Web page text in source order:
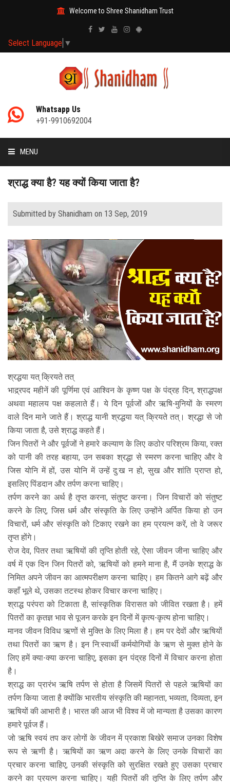
Welcome to Shree Shanidham Trust
Select Language ▼
Whatsapp Us
+91-9910692004
MENU
HOME
JANAMPATRI
RASHIPHAL
LORD SHANI
LITERATURE
PRODUCTS
CONTACT US
श्राद्ध क्या है? यह क्यों किया जाता है?
Submitted by Shanidham on 13 Sep, 2019
श्रद्धया यत् क्रियते तत्
भाद्र्रपद महीनें की पूर्णिमा एवं आश्विन के कृष्ण पक्ष के पंद्रह दिन, श्राद्धपक्ष
अथवा महालय पक्ष कहलाते हैं। ये दिन पूर्वजों और ऋषि-मुनियों के स्मरण
वाले दिन माने जाते हैं। श्राद्ध यानी श्रद्धया यत् क्रियते तत्। श्रद्धा से जो
किया जाता है, उसे श्राद्ध कहते हैं।
जिन पितरों ने और पूर्वजों ने हमारे कल्याण के लिए कठोर परिश्रम किया, रक्त
को पानी की तरह बहाया, उन सबका श्रद्धा से स्मरण करना चाहिए और वे
जिस योनि में हों, उस योनि में उन्हें दु:ख न हो, सुख और शांति प्राप्त हो,
इसलिए पिंडदान और तर्पण करना चाहिए।
तर्पण करने का अर्थ है तृप्त करना, संतुष्ट करना। जिन विचारों को संतुष्ट
करने के लिए, जिस धर्म और संस्कृति के लिए उन्होंने अर्पित किया हो उन
विचारों, धर्म और संस्कृति को टिकाए रखने का हम प्रयत्न करें, तो वे जरूर
तृप्त होंगे।
रोज देव, पितर तथा ऋषियों की तृप्ति होती रहे, ऐसा जीवन जीना चाहिए और
वर्ष में एक दिन जिन पितरों को, ऋषियों को हमने माना है, मैं उनके श्राद्ध के
निमित अपने जीवन का आत्मपरीक्षण करना चाहिए। हम कितने आगे बढ़ें और
कहाँ भूले थे, उसका तटस्थ होकर विचार करना चाहिए।
श्राद्ध परंपरा को टिकाता है, सांस्कृतिक विरासत को जीवित रखता है। हमें
पितरों का कृतज्ञ भाव से पूजन करके इन दिनों में कृत्य-कृत्य होना चाहिए।
मानव जीवन विविध ऋणों से मुक्ति के लिए मिला है। हम पर देवों और ऋषियों
तथा पितरों का ऋण है। इन नि:स्वार्थी कर्मयोगियों के ऋण से मुक्त होने के
लिए हमें क्या-क्या करना चाहिए, इसका इन पंद्रह दिनों में विचार करना होता
है।
श्राद्ध का प्रारंभ ऋषि तर्पण से होता है जिसमें पितरों से पहले ऋषियों का
तर्पण किया जाता है क्योंकि भारतीय संस्कृति की महानता, भव्यता, दिव्यता, इन
ऋषियों की आभारी है। भारत की आज भी विश्व में जो मान्यता है उसका कारण
हमारे पूर्वज हैं।
जो ऋषि स्वयं तप कर लोगों के जीवन में प्रकाश बिखेरे समाज उनका विशेष
रूप से ऋणी है। ऋषियों का ऋण अदा करने के लिए उनके विचारों का
प्रचार करना चाहिए, उनकी संस्कृति को सुरक्षित रखते हुए उसका प्रचार
करने का प्रयत्न करना चाहिए। यही पितरों की तृप्ति के लिए तर्पण और